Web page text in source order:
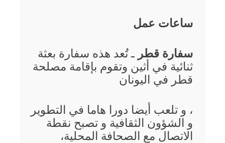
ساعات عمل
سفارة قطر ـ تُعد هذه سفارة بعثة
ثنائية في أثين وتقوم بإقامة مصلحة
قطر في اليونان
، و تلعب أيضا دورا هاما في التطوير
و الشؤون الثقافية و تصبح نقطة
الاتصال مع الصحافة المحلية،